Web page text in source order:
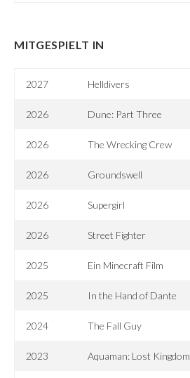
MITGESPIELT IN
2027 Helldivers
2026 Dune: Part Three
2026 The Wrecking Crew
2026 Groundswell
2026 Supergirl
2026 Street Fighter
2025 Ein Minecraft Film
2025 In the Hand of Dante
2024 The Fall Guy
2023 Aquaman: Lost Kingdom